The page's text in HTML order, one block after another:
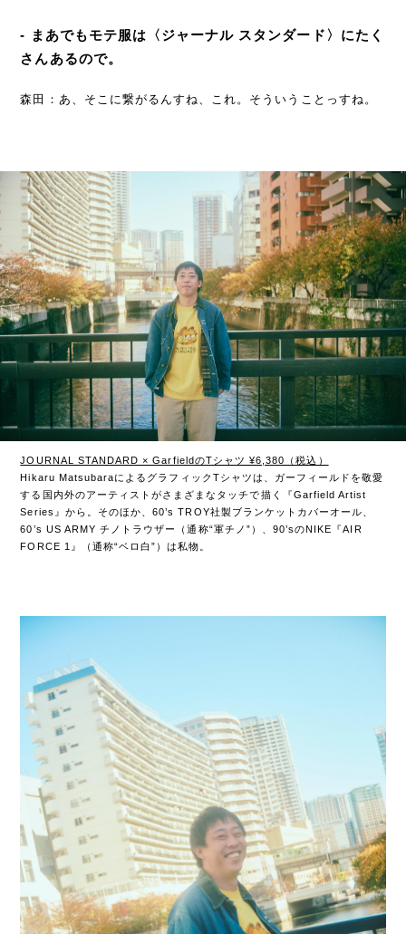
- まあでもモテ服は〈ジャーナル スタンダード〉にたく
さんあるので。
森田：あ、そこに繋がるんすね、これ。そういうことっすね。
JOURNAL STANDARD × GarfieldのTシャツ ¥6,380（税込）
Hikaru MatsubaraによるグラフィックTシャツは、ガーフィールドを敬愛
する国内外のアーティストがさまざまなタッチで描く『Garfield Artist
Series』から。そのほか、60’s TROY社製ブランケットカバーオール、
60’s US ARMY チノトラウザー（通称“軍チノ”）、90’sのNIKE『AIR
FORCE 1』（通称“ベロ白”）は私物。